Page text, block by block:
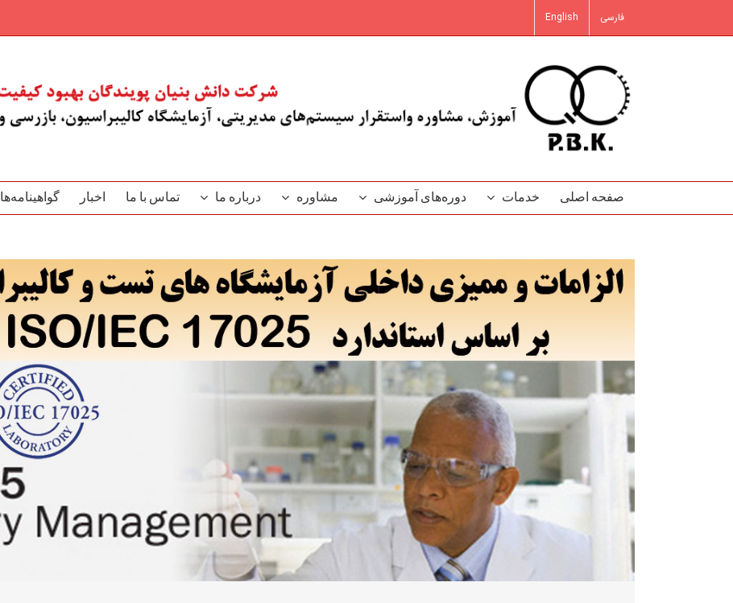
محتوا
فارسی English
صفحه اصلی خدمات دوره‌‌های آموزشی مشاوره درباره ما تماس با ما اخبار گو‌اهینامه‌‌ها